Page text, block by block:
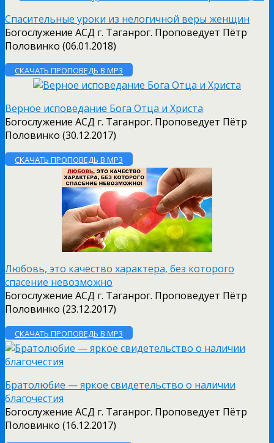
Спасительные уроки из нелогичной веры женщин
Богослужение АСД г. Таганрог. Проповедует Пётр
Половинко (06.01.2018)
СКАЧАТЬ ПРОПОВЕДЬ В MP3
Верное исповедание Бога Отца и Христа
Богослужение АСД г. Таганрог. Проповедует Пётр
Половинко (30.12.2017)
СКАЧАТЬ ПРОПОВЕДЬ В MP3
Любовь, это качество характера, без которого
спасение невозможно
Богослужение АСД г. Таганрог. Проповедует Пётр
Половинко (23.12.2017)
СКАЧАТЬ ПРОПОВЕДЬ В MP3
Братолюбие — яркое свидетельство о наличии
благочестия
Богослужение АСД г. Таганрог. Проповедует Пётр
Половинко (16.12.2017)